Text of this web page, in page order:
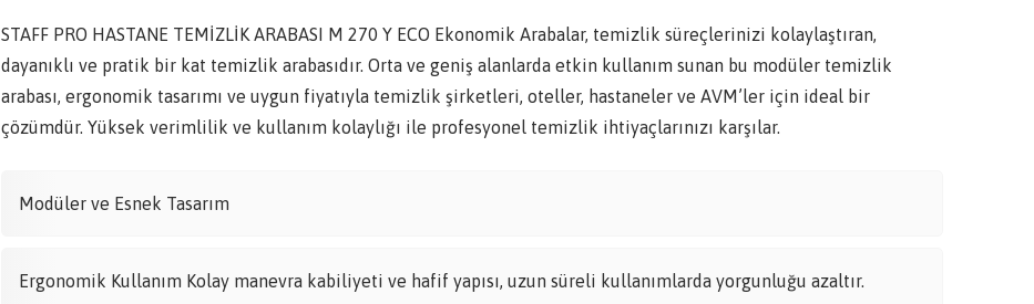
STAFF PRO HASTANE TEMİZLİK ARABASI M 270 Y ECO Ekonomik Arabalar, temizlik süreçlerinizi kolaylaştıran,
dayanıklı ve pratik bir kat temizlik arabasıdır. Orta ve geniş alanlarda etkin kullanım sunan bu modüler temizlik
arabası, ergonomik tasarımı ve uygun fiyatıyla temizlik şirketleri, oteller, hastaneler ve AVM’ler için ideal bir
çözümdür. Yüksek verimlilik ve kullanım kolaylığı ile profesyonel temizlik ihtiyaçlarınızı karşılar.
Modüler ve Esnek Tasarım
Ergonomik Kullanım Kolay manevra kabiliyeti ve hafif yapısı, uzun süreli kullanımlarda yorgunluğu azaltır.